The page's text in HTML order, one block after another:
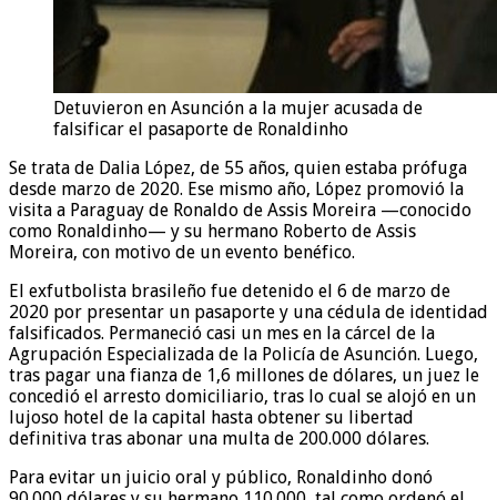
Detuvieron en Asunción a la mujer acusada de
falsificar el pasaporte de Ronaldinho
Se trata de Dalia López, de 55 años, quien estaba prófuga
desde marzo de 2020. Ese mismo año, López promovió la
visita a Paraguay de Ronaldo de Assis Moreira —conocido
como Ronaldinho— y su hermano Roberto de Assis
Moreira, con motivo de un evento benéfico.
El exfutbolista brasileño fue detenido el 6 de marzo de
2020 por presentar un pasaporte y una cédula de identidad
falsificados. Permaneció casi un mes en la cárcel de la
Agrupación Especializada de la Policía de Asunción. Luego,
tras pagar una fianza de 1,6 millones de dólares, un juez le
concedió el arresto domiciliario, tras lo cual se alojó en un
lujoso hotel de la capital hasta obtener su libertad
definitiva tras abonar una multa de 200.000 dólares.
Para evitar un juicio oral y público, Ronaldinho donó